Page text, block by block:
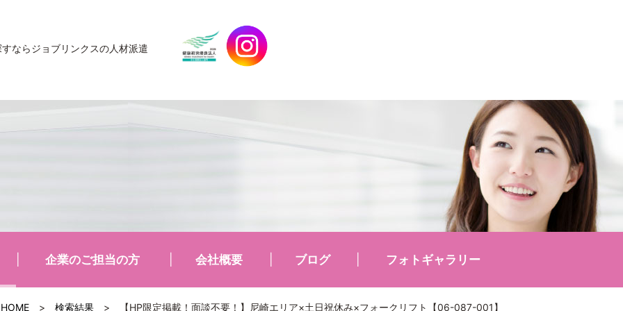
ならジョブリンクスの人材派遣
企業のご担当の方 会社概要 ブログ フォトギャラリー
HOME > 検索結果 > 【HP限定掲載！面談不要！】尼崎エリア×土日祝休み×フォークリフト【06-087-001】